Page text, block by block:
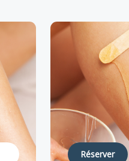
Réserver